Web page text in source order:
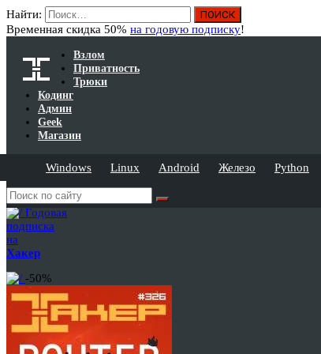
Найти:
Временная скидка 50% на годовую подписку!
Взлом
Приватность
Трюки
Кодинг
Админ
Geek
Магазин
Windows Linux Android Железо Python
Годовая
подписка
на
Хакер
-50%